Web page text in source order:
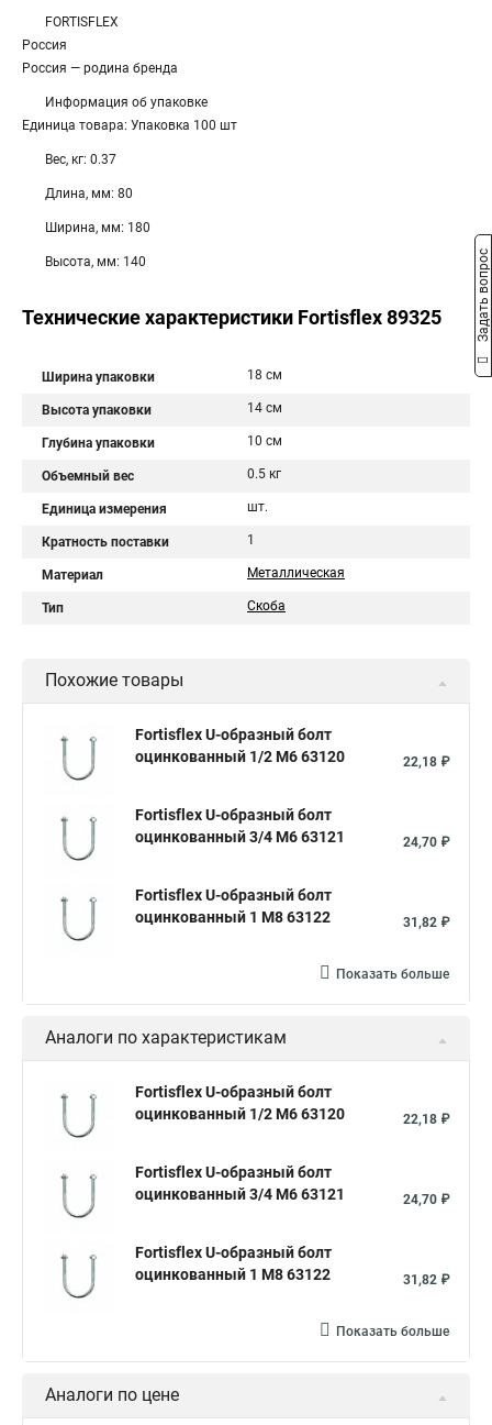
FORTISFLEX
Россия
Россия — родина бренда
Информация об упаковке
Единица товара: Упаковка 100 шт
Вес, кг: 0.37
Длина, мм: 80
Ширина, мм: 180
Высота, мм: 140
Технические характеристики Fortisflex 89325
Ширина упаковки 18 см
Высота упаковки 14 см
Глубина упаковки 10 см
Объемный вес 0.5 кг
Единица измерения шт.
Кратность поставки 1
Материал Металлическая
Тип Скоба
Похожие товары
Fortisflex U-образный болт
оцинкованный 1/2 М6 63120
22,18 ₽
Fortisflex U-образный болт
оцинкованный 3/4 М6 63121
24,70 ₽
Fortisflex U-образный болт
оцинкованный 1 М8 63122
31,82 ₽
Показать больше
Аналоги по характеристикам
Fortisflex U-образный болт
оцинкованный 1/2 М6 63120
22,18 ₽
Fortisflex U-образный болт
оцинкованный 3/4 М6 63121
24,70 ₽
Fortisflex U-образный болт
оцинкованный 1 М8 63122
31,82 ₽
Показать больше
Аналоги по цене
Задать вопрос